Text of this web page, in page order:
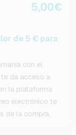
5,00€
de 5 € para
con el
da acceso a
la plataforma
electrónico te
de la compra.